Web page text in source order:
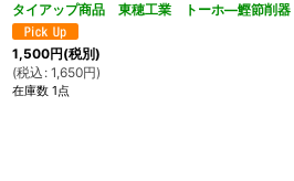
タイアップ商品 東穂工業 トーホ―鰹節削器
1,500円(税別)
(税込 : 1,650円)
在庫数 1点